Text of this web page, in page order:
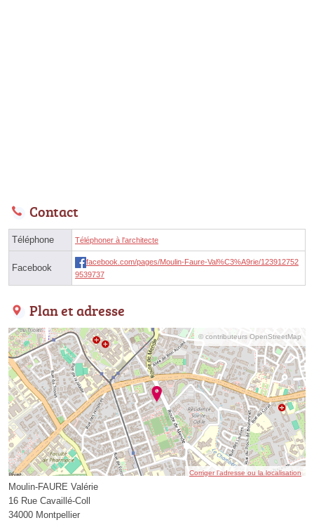
Contact
Téléphone Téléphoner à l'architecte
Facebook
facebook.com/pages/Moulin-Faure-Val%C3%A9rie/123912752
9539737
Plan et adresse
© contributeurs OpenStreetMap
Corriger l’adresse ou la localisation
Moulin-FAURE Valérie
16 Rue Cavaillé-Coll
34000 Montpellier